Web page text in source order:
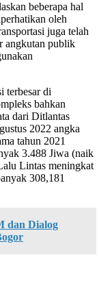
beberapa hal
oleh
juga telah
angkutan publik
terbesar di
bahkan
dari Ditlantas
2022 angka
tahun 2021
3.488 Jiwa (naik
Lintas meningkat
308,181
dan Dialog